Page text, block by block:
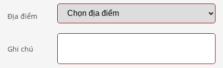
Địa điểm
Ghi chú